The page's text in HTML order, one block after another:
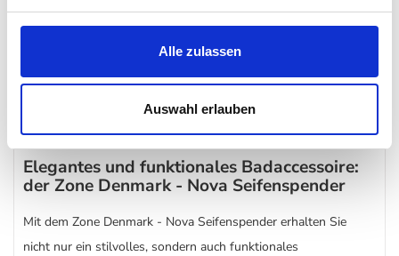
Alle zulassen
Auswahl erlauben
Nova Seifenspender ist in mehreren Farben erhältlich, sodass
Sie den perfekten Ton für Ihr Badezimmer finden. Diese
bestehende Einrichtung anzupassen oder neue Akzente zu
Elegantes und funktionales Badaccessoire:
der Zone Denmark - Nova Seifenspender
Mit dem Zone Denmark - Nova Seifenspender erhalten Sie
nicht nur ein stilvolles, sondern auch funktionales